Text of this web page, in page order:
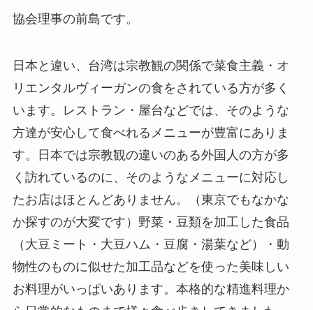
協会理事の前島です。
日本と違い、台湾は宗教観の関係で菜食主義・オ
リエンタルヴィーガンの食をされている方が多く
います。レストラン・屋台などでは、そのような
方達が安心して食べれるメニューが豊富にありま
す。日本では宗教観の違いのある外国人の方が多
く訪れているのに、そのようなメニューに対応し
たお店はほとんどありません。（東京でもなかな
か探すのが大変です）野菜・豆類を加工した食品
（大豆ミート・大豆ハム・豆腐・湯葉など）・動
物性のものに似せた加工品などを使った美味しい
お料理がいっぱいあります。本格的な精進料理か